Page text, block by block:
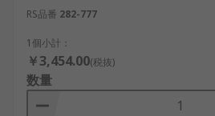
RS品番 282-777
1個小計：
￥3,454.00(税抜)
数量